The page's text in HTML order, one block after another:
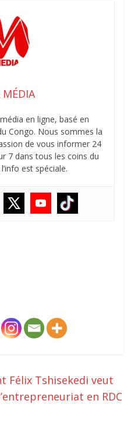
en ligne, basé en
Congo. Nous sommes la
de vous informer 24
7 dans tous les coins du
est spéciale.
Félix Tshisekedi veut
en RDC